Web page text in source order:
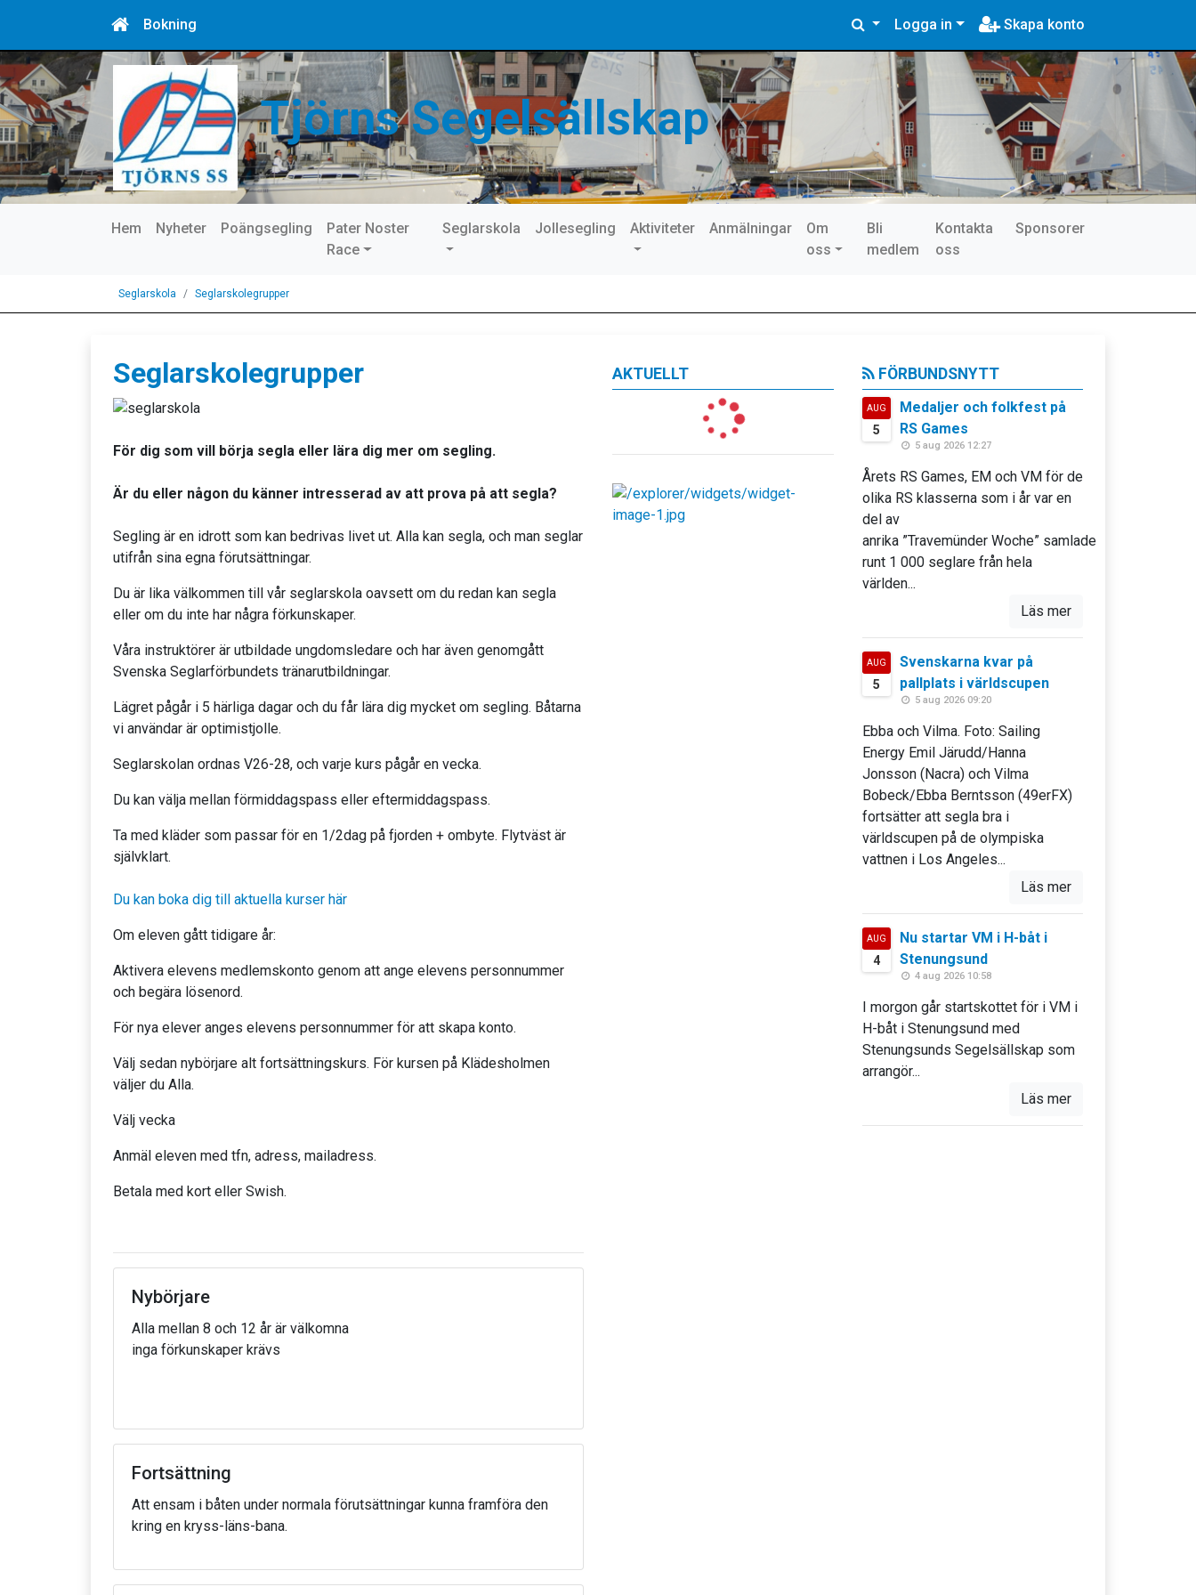
Bokning Logga in Skapa konto
Tjörns Segelsällskap
Hem Nyheter Poängsegling
Pater Noster
Race
Seglarskola Jollesegling Aktiviteter Anmälningar
Om
oss
Bli
medlem
Kontakta
oss
Sponsorer
Seglarskola Seglarskolegrupper
AKTUELLT
Seglarskolegrupper
För dig som vill börja segla eller lära dig mer om segling.
Är du eller någon du känner intresserad av att prova på att segla?
Segling är en idrott som kan bedrivas livet ut. Alla kan segla, och man seglar
utifrån sina egna förutsättningar.
Du är lika välkommen till vår seglarskola oavsett om du redan kan segla
eller om du inte har några förkunskaper.
Våra instruktörer är utbildade ungdomsledare och har även genomgått
Svenska Seglarförbundets tränarutbildningar.
Lägret pågår i 5 härliga dagar och du får lära dig mycket om segling. Båtarna
vi användar är optimistjolle.
Seglarskolan ordnas V26-28, och varje kurs pågår en vecka.
Du kan välja mellan förmiddagspass eller eftermiddagspass.
Ta med kläder som passar för en 1/2dag på fjorden + ombyte. Flytväst är
självklart.
Du kan boka dig till aktuella kurser här
Om eleven gått tidigare år:
Aktivera elevens medlemskonto genom att ange elevens personnummer
och begära lösenord.
För nya elever anges elevens personnummer för att skapa konto.
Välj sedan nybörjare alt fortsättningskurs. För kursen på Klädesholmen
väljer du Alla.
Välj vecka
Anmäl eleven med tfn, adress, mailadress.
Betala med kort eller Swish.
Nybörjare
Alla mellan 8 och 12 år är välkomna
inga förkunskaper krävs
Fortsättning
Att ensam i båten under normala förutsättningar kunna framföra den
kring en kryss-läns-bana.
FÖRBUNDSNYTT
AUG
5
Medaljer och folkfest på
RS Games
5 aug 2026 12:27
Årets RS Games, EM och VM för de
olika RS klasserna som i år var en
del av
anrika ”Travemünder Woche” samlade
runt 1 000 seglare från hela
världen...
Läs mer
AUG
5
Svenskarna kvar på
pallplats i världscupen
5 aug 2026 09:20
Ebba och Vilma. Foto: Sailing
Energy Emil Järudd/Hanna
Jonsson (Nacra) och Vilma
Bobeck/Ebba Berntsson (49erFX)
fortsätter att segla bra i
världscupen på de olympiska
vattnen i Los Angeles...
Läs mer
AUG
4
Nu startar VM i H-båt i
Stenungsund
4 aug 2026 10:58
I morgon går startskottet för i VM i
H-båt i Stenungsund med
Stenungsunds Segelsällskap som
arrangör...
Läs mer